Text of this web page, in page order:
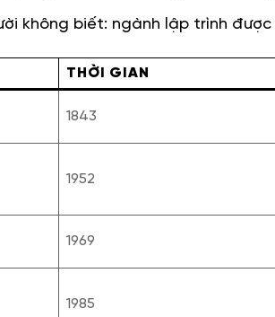
không biết: ngành lập trình được
THỜI GIAN
1843
1952
1969
1985